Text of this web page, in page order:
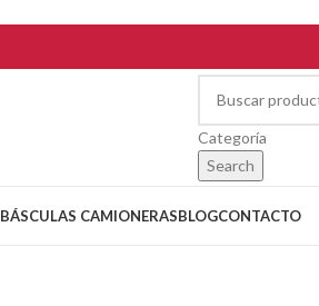
Categoría
Search
BÁSCULAS CAMIONERASBLOGCONTACTO